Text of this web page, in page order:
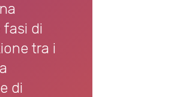
fasi di
tra i
di